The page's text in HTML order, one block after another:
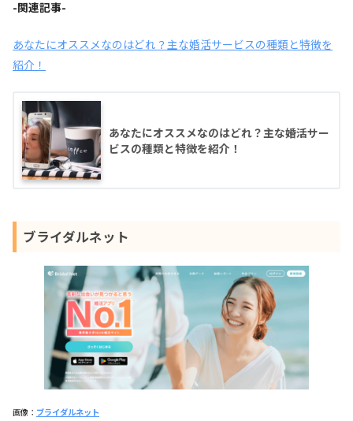
-関連記事-
あなたにオススメなのはどれ？主な婚活サービスの種類と特徴を
紹介！
あなたにオススメなのはどれ？主な婚活サー
ビスの種類と特徴を紹介！
ブライダルネット
画像： ブライダルネット